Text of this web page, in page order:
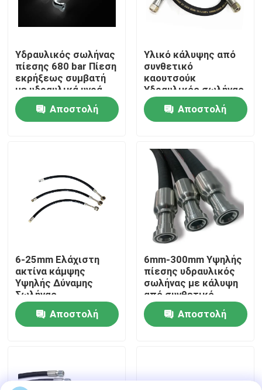
Σπίτι
Προϊόντα
Σχετικά με εμάς
Έλεγχος ποιότητας
Υποθέσεις
Ζητήστε μια προσφορά
Λαστιχένιο διάφραγμα βαλβίδων
Υδραυλικός σωλήνας
πίεσης 680 bar Πίεση
εκρήξεως συμβατή
με υδραυλικά υγρά
για βαριές
εφαρμογέςΑποστολή
Υλικό κάλυψης από
συνθετικό
καουτσούκ
Υδραυλικός σωλήνας
υψηλής πίεσης
194SP 6mm-300mm
Για βιομηχανικά
Αποστολή
6-25mm Ελάχιστη
ακτίνα κάμψης
Υψηλής Δύναμης
Σωλήνας
Προσαρμοσμένο
μήκος Μέγεθος Για
βαριές εφαρμογές
Αποστολή
6mm-300mm Υψηλής
πίεσης υδραυλικός
σωλήνας με κάλυψη
από συνθετικό
καουτσούκ NBR
Προδιαγραφή
προϊόντος
Αποστολή